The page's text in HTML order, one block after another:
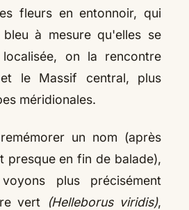
fleurs en entonnoir, qui
à mesure qu'elles se
on la rencontre
le Massif central, plus
méridionales.
un nom (après
presque en fin de balade),
plus précisément
vert
(Helleborus viridis),